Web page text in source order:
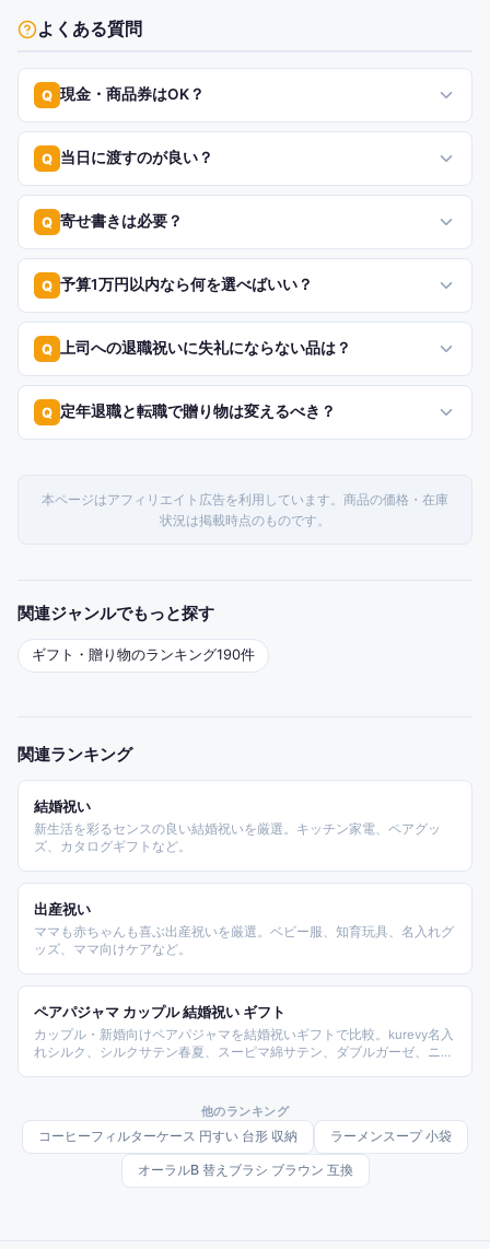
よくある質問
Q 現金・商品券はOK？
Q 当日に渡すのが良い？
Q 寄せ書きは必要？
Q 予算1万円以内なら何を選べばいい？
Q 上司への退職祝いに失礼にならない品は？
Q 定年退職と転職で贈り物は変えるべき？
本ページはアフィリエイト広告を利用しています。商品の価格・在庫
状況は掲載時点のものです。
関連ジャンルでもっと探す
ギフト・贈り物のランキング190件
関連ランキング
結婚祝い
新生活を彩るセンスの良い結婚祝いを厳選。キッチン家電、ペアグッ
ズ、カタログギフトなど。
出産祝い
ママも赤ちゃんも喜ぶ出産祝いを厳選。ベビー服、知育玩具、名入れグ
ッズ、ママ向けケアなど。
ペアパジャマ カップル 結婚祝い ギフト
カップル・新婚向けペアパジャマを結婚祝いギフトで比較。kurevy名入
れシルク、シルクサテン春夏、スーピマ綿サテン、ダブルガーゼ、ニッ
他のランキング
コーヒーフィルターケース 円すい 台形 収納 ラーメンスープ 小袋
オーラルB 替えブラシ ブラウン 互換